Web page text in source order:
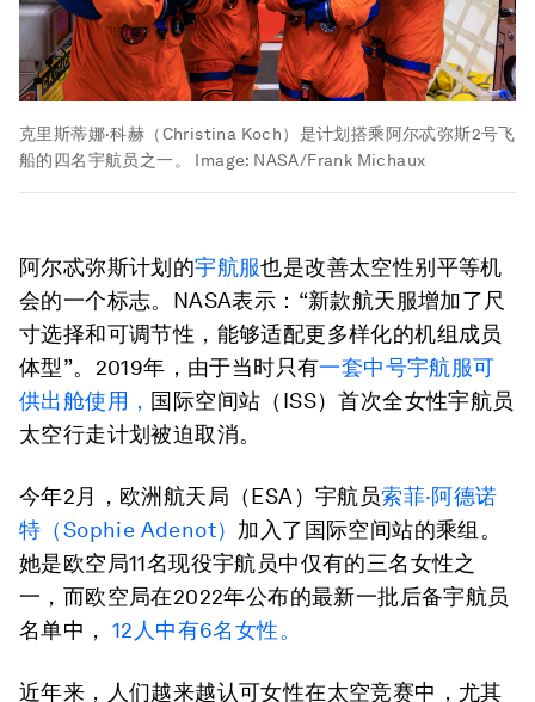
克里斯蒂娜·科赫（Christina Koch）是计划搭乘阿尔忒弥斯2号飞
船的四名宇航员之一。
Image: NASA/Frank Michaux
阿尔忒弥斯计划的宇航服也是改善太空性别平等机
会的一个标志。NASA表示：“新款航天服增加了尺
寸选择和可调节性，能够适配更多样化的机组成员
体型”。2019年，由于当时只有一套中号宇航服可
供出舱使用， 国际空间站（ISS）首次全女性宇航员
太空行走计划被迫取消。
今年2月，欧洲航天局（ESA）宇航员索菲·阿德诺
特（Sophie Adenot） 加入了国际空间站的乘组。
她是欧空局11名现役宇航员中仅有的三名女性之
一，而欧空局在2022年公布的最新一批后备宇航员
名单中， 12人中有6名女性。
近年来，人们越来越认可女性在太空竞赛中，尤其